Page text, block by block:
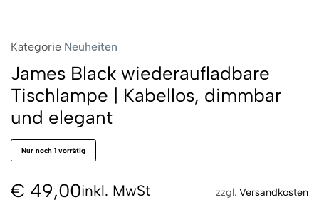
Kategorie Neuheiten
James Black wiederaufladbare
Tischlampe | Kabellos, dimmbar
und elegant
Nur noch 1 vorrätig
€ 49,00inkl. MwSt zzgl. Versandkosten